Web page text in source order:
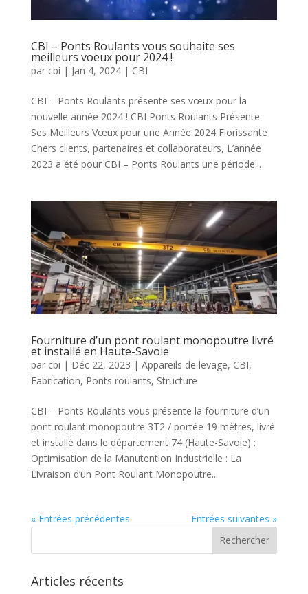
CBI – Ponts Roulants vous souhaite ses
meilleurs voeux pour 2024 !
par cbi | Jan 4, 2024| CBI
CBI – Ponts Roulants présente ses vœux pour la
nouvelle année 2024 ! CBI Ponts Roulants Présente
Ses Meilleurs Vœux pour une Année 2024 Florissante
Chers clients, partenaires et collaborateurs, L’année
2023 a été pour CBI – Ponts Roulants une période...
Fourniture d’un pont roulant monopoutre livré
et installé en Haute-Savoie
par cbi | Déc 22, 2023 | Appareils de levage, CBI,
Fabrication, Ponts roulants, Structure
CBI – Ponts Roulants vous présente la fourniture d’un
pont roulant monopoutre 3T2 / portée 19 mètres, livré
et installé dans le département 74 (Haute-Savoie) :
Optimisation de la Manutention Industrielle : La
Livraison d’un Pont Roulant Monopoutre...
« Entrées précédentes Entrées suivantes »
Articles récents